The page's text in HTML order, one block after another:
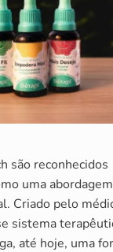
são reconhecidos
uma
Criado pelo
sistema
até hoje, uma